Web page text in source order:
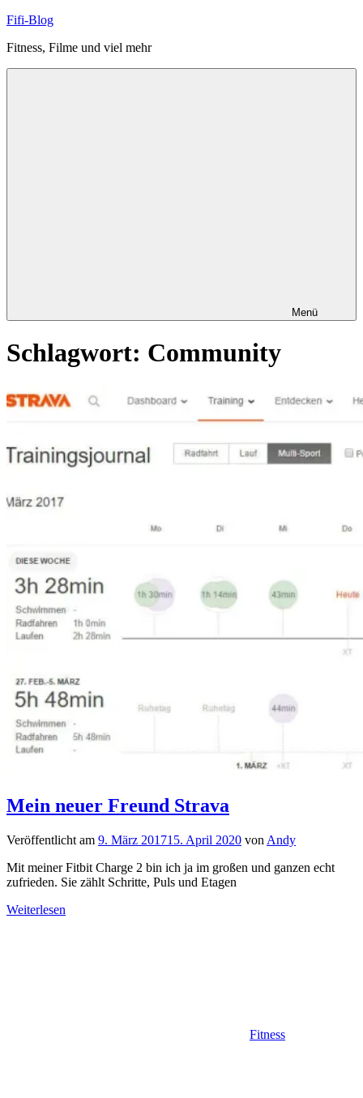
Zum
springen
Fifi-Blog
Fitness, Filme und viel mehr
Menü
Schlagwort: Community
Mein neuer Freund Strava
Veröffentlicht am 9. März 201715. April 2020 von Andy
Mit meiner Fitbit Charge 2 bin ich ja im großen und ganzen echt
zufrieden. Sie zählt Schritte, Puls und Etagen
Weiterlesen
Fitness